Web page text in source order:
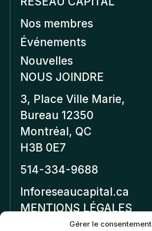
Gérer le consentement
Nos membres
Événements
Nouvelles
NOUS JOINDRE
3, Place Ville Marie,
Bureau 12350
Montréal, QC
H3B 0E7
514-334-9688
Inforeseaucapital.ca
MENTIONS LÉGALES